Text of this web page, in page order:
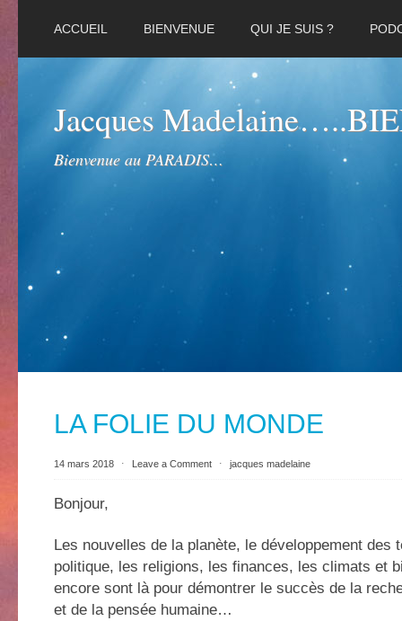
ACCUEIL BIENVENUE QUI JE SUIS ?
Jacques
Bienvenue au PARADIS…
LA FOLIE DU MONDE
14 mars 2018 ⋅ Leave a Comment ⋅ jacques madelaine
Bonjour,
Les nouvelles de la planète, le développement des
politique, les religions, les finances, les climats et
encore sont là pour démontrer le succès de la
et de la pensée humaine…